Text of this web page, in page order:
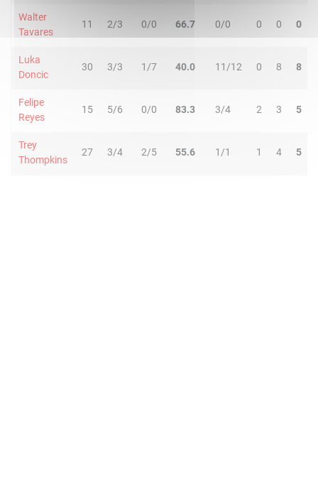
Walter
Tavares
11 2/3 0/0 66.7 0/0 0 0 0
Luka
Doncic
30 3/3 1/7 40.0 11/12 0 8 8
Felipe
Reyes
15 5/6 0/0 83.3 3/4 2 3 5
Trey
Thompkins
27 3/4 2/5 55.6 1/1 1 4 5